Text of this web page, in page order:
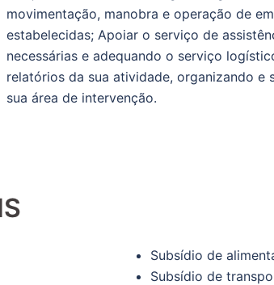
movimentação, manobra e operação de
estabelecidas; Apoiar o serviço de
necessárias e adequando o serviço
relatórios da sua atividade, organizando
sua área de intervenção.
Subsídio de
Subsídio de